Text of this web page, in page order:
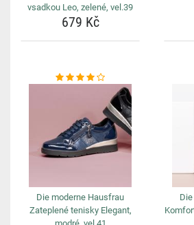
vsadkou Leo, zelené, vel.39
679 Kč
Die moderne Hausfrau
Zateplené tenisky Elegant,